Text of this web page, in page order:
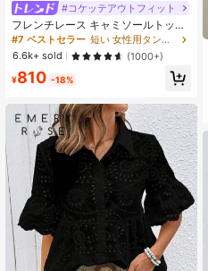
#コケッテアウトフィット
フレンチレース キャミソールトップ
パッド入りバスト ホワイト アンダー
シャツ カジュアル
#7 ベストセラー
短い 女性用タンクトップ&キャミス
6.6k+ sold
(1000+)
¥810 -18%